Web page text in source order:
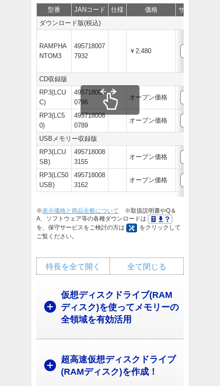
型番 JANコード 仕様 価格
サポート/取説
ダウンロード版(税込)
RAMPHA
NTOM3
495718007
7932
￥2,480
CD収録版
RP3(LCU
C)
495718008
0796
オープン価格
RP3(LC5
0)
495718008
0789
オープン価格
USBメモリー収録版
RP3(LCU
SB)
495718008
3155
オープン価格
RP3(LC50
USB)
495718008
3162
オープン価格
※表示価格と商品全般について ※取扱説明書やQ＆
A、ソフトウェア等の各種ダウンロードは
を、保守サービスをご検討の方は
をクリックして
ご覧ください。
全て閉じる
特長を全て開く
仮想ディスクドライブ(RAM
ディスク)を使ってメモリーの
全領域を有効活用
超高速仮想ディスクドライブ
(RAMディスク)を作成！